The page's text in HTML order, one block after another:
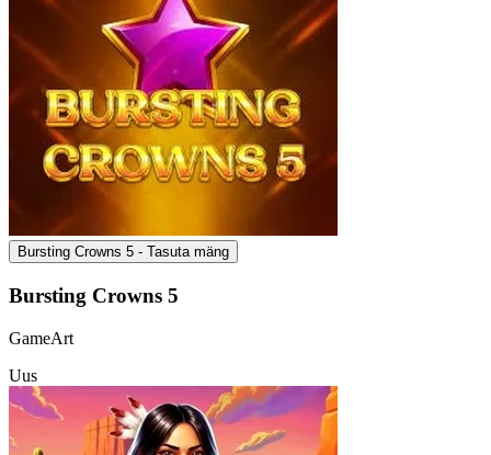
Bursting Crowns 5 - Tasuta mäng
Bursting Crowns 5
GameArt
Uus